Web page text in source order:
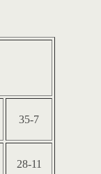
35-7
28-11